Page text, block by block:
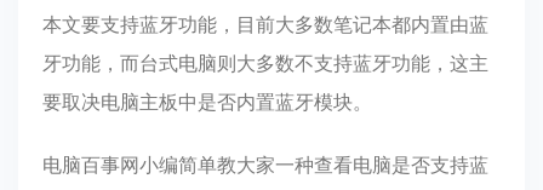
本文要支持蓝牙功能，目前大多数笔记本都内置由蓝
牙功能，而台式电脑则大多数不支持蓝牙功能，这主
要取决电脑主板中是否内置蓝牙模块。
电脑百事网小编简单教大家一种查看电脑是否支持蓝